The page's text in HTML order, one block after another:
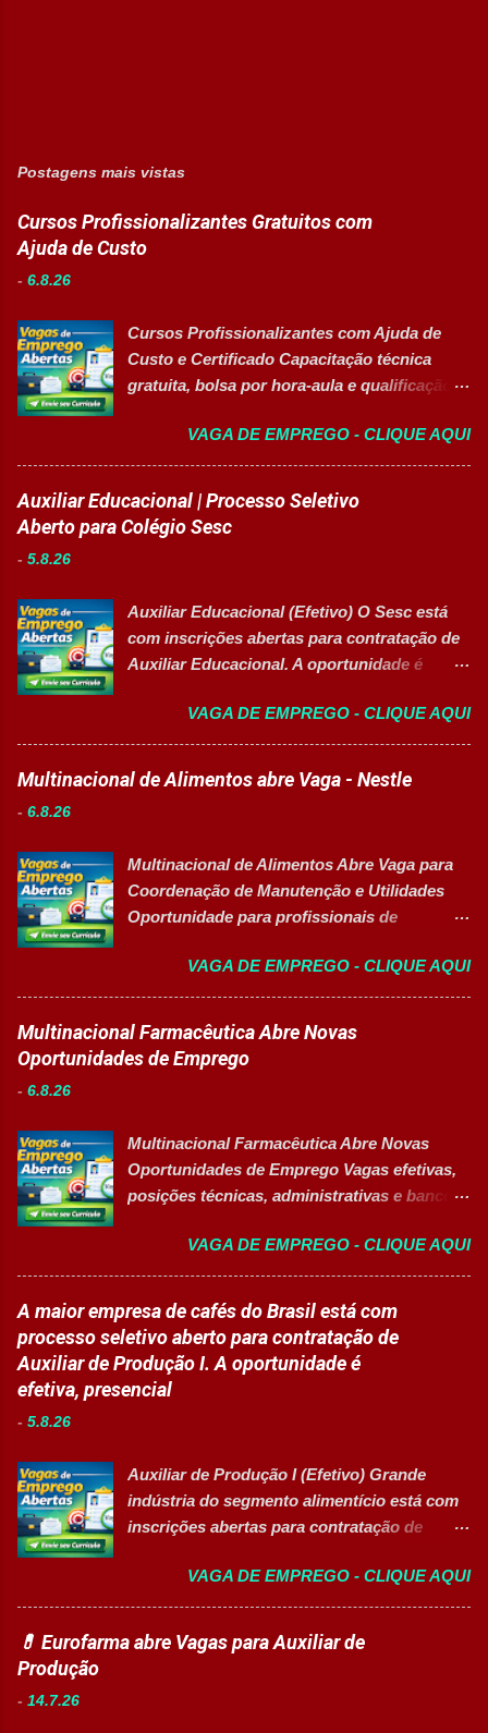
Postagens mais vistas
Cursos Profissionalizantes Gratuitos com
Ajuda de Custo
- 6.8.26
Cursos Profissionalizantes com Ajuda de
Custo e Certificado Capacitação técnica
gratuita, bolsa por hora-aula e qualificação
MINHA VAGA Sobre o Programa de
Qualificação Estão abertas as inscrições
para programas de formação
profissionalizante voltados para o
desenvolvimento de carreiras e capacitação
certificação reconhecida, os participantes
contam com uma ajuda de custo calculada
em R$ 6,00 por hora-aula frequentada , ideal
durante todo o período de estudos. Opções
de Formação Disponíveis Aperfeiçoamento
em Gestão e Serviços de Gastronomia
Noturna) Estratégia de Vendas e
Performance Comercial (Turma Vespertina)
Estrutura e Horários das Turmas
VAGA DE EMPREGO - CLIQUE AQUI
Auxiliar Educacional | Processo Seletivo
Aberto para Colégio Sesc
- 5.8.26
Auxiliar Educacional (Efetivo) O Sesc está
com inscrições abertas para contratação de
Auxiliar Educacional. A oportunidade é
nas áreas da educação que desejam atuar
em ambiente escolar, apoiando professores
e estudantes. 👉 CANDIDATAR-SE AGORA
Resumo da vaga Cargo: Auxiliar
trabalho: Presencial Inscrições até: 11 de
agosto de 2026 Vaga inclusiva para Pessoas
com Deficiência (PcD). Principais atividades
pedagógicas. Auxiliar estudantes em
projetos educacionais. Dar suporte em
atividades recreativas e lúdicas.
Disponibilizar materiais utilizados nas
ambiente escolar organizado e seguro.
Acompanhar contratos quando designado
pela liderança. Apoiar diversas ações
VAGA DE EMPREGO - CLIQUE AQUI
Multinacional de Alimentos abre Vaga - Nestle
- 6.8.26
Multinacional de Alimentos Abre Vaga para
Coordenação de Manutenção e Utilidades
Oportunidade para profissionais de
e excelência operacional 👉 CANDIDATAR-
SE AGORA Sobre a Posição Líder mundial
no segmento de alimentos e bebidas busca
profissional qualificado para coordenar as
áreas de Manutenção e Utilidades em sua
equipamentos, a gestão otimizada de
recursos energéticos e a liderança
estratégica em projetos de melhoria
Responsabilidades Assegurar a manutenção
eficiente dos equipamentos das áreas de
utilidades, elétrica e setores auxiliares.
Identificar oportunidades de melhoria
contínua nos processos e no consumo de
recursos energéticos. Garantir a
Liderar a gestão da ...
VAGA DE EMPREGO - CLIQUE AQUI
Multinacional Farmacêutica Abre Novas
Oportunidades de Emprego
- 6.8.26
Multinacional Farmacêutica Abre Novas
Oportunidades de Emprego Vagas efetivas,
posições técnicas, administrativas e banco
CANDIDATAR-SE AGORA Sobre as
Oportunidades Uma das maiores empresas
do setor farmacêutico e de saúde está com
processo seletivo aberto para contratação
de profissionais em diversas áreas de
atuação, oferecendo desenvolvimento
de gestão, além de opções de cadastro em
banco de talentos para futuras
oportunidades de carreira. Vagas
Auxiliar de Almoxarifado OEA Auxiliar de
Produção Eletricista de Manutenção II
Gerente Executivo de Engenharia Oficial de
VAGA DE EMPREGO - CLIQUE AQUI
A maior empresa de cafés do Brasil está com
processo seletivo aberto para contratação de
Auxiliar de Produção I. A oportunidade é
efetiva, presencial
- 5.8.26
Auxiliar de Produção I (Efetivo) Grande
indústria do segmento alimentício está com
inscrições abertas para contratação de
AGORA Resumo da vaga Cargo: Auxiliar de
Produção I Empresa: Grupo 3Corações Tipo
de contratação: Efetivo (CLT) Modelo de
trabalho: Presencial Inscrições até: 10 de
VAGA DE EMPREGO - CLIQUE AQUI
💊 Eurofarma abre Vagas para Auxiliar de
Produção
- 14.7.26